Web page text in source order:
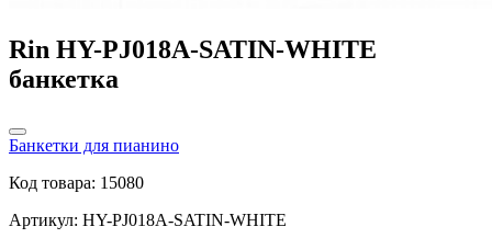
Rin HY-PJ018A-SATIN-WHITE
банкетка
Банкетки для пианино
Код товара: 15080
Артикул: HY-PJ018A-SATIN-WHITE